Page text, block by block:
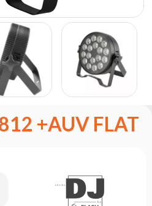
+AUV FLAT